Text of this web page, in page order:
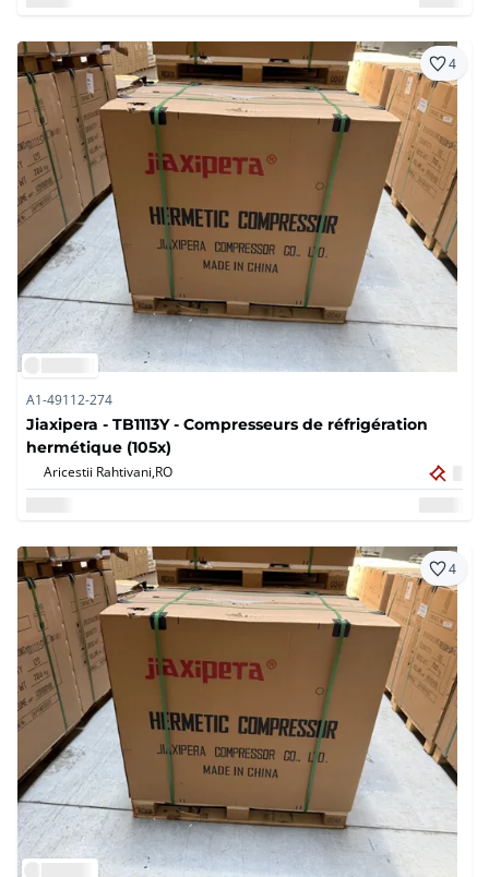
4
A1-49112-274
Jiaxipera - TB1113Y - Compresseurs de réfrigération
hermétique (105x)
Aricestii Rahtivani,RO
4